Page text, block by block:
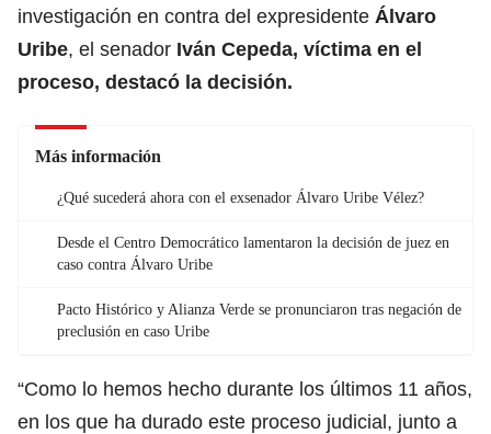
investigación en contra del expresidente Álvaro
Uribe, el senador Iván Cepeda, víctima en el
proceso, destacó la decisión.
Más información
¿Qué sucederá ahora con el exsenador Álvaro Uribe Vélez?
Desde el Centro Democrático lamentaron la decisión de juez en
caso contra Álvaro Uribe
Pacto Histórico y Alianza Verde se pronunciaron tras negación de
preclusión en caso Uribe
“Como lo hemos hecho durante los últimos 11 años,
en los que ha durado este proceso judicial, junto a